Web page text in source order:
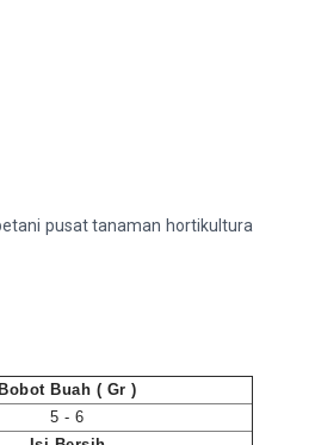
pusat tanaman hortikultura
Bobot Buah ( Gr )
5 - 6